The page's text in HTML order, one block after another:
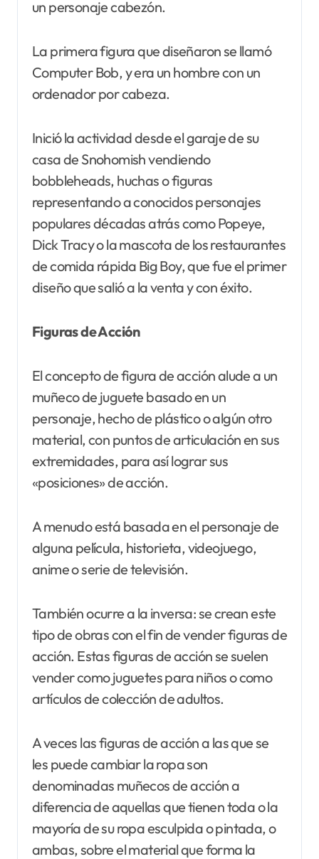
un personaje cabezón.
La primera figura que diseñaron se llamó
Computer Bob, y era un hombre con un
ordenador por cabeza.
Inició la actividad desde el garaje de su
casa de Snohomish vendiendo
bobbleheads, huchas o figuras
representando a conocidos personajes
populares décadas atrás como Popeye,
Dick Tracy o la mascota de los restaurantes
de comida rápida Big Boy, que fue el primer
diseño que salió a la venta y con éxito.
Figuras de Acción
El concepto de figura de acción alude a un
muñeco de juguete basado en un
personaje, hecho de plástico o algún otro
material, con puntos de articulación en sus
extremidades, para así lograr sus
«posiciones» de acción.
A menudo está basada en el personaje de
alguna película, historieta, videojuego,
anime o serie de televisión.
También ocurre a la inversa: se crean este
tipo de obras con el fin de vender figuras de
acción. Estas figuras de acción se suelen
vender como juguetes para niños o como
artículos de colección de adultos.
A veces las figuras de acción a las que se
les puede cambiar la ropa son
denominadas muñecos de acción a
diferencia de aquellas que tienen toda o la
mayoría de su ropa esculpida o pintada, o
ambas, sobre el material que forma la